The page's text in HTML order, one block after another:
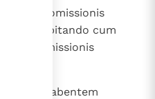
terra promissionis
habitando cum
promissionis
habentem